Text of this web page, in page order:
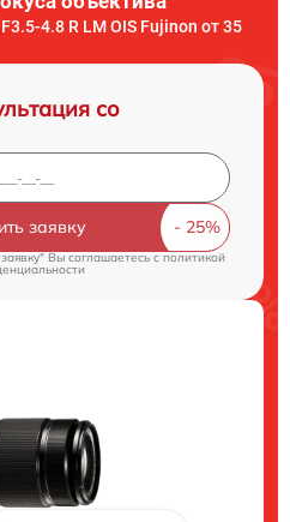
4.8 R LM OIS Fujinon от 35
со
заявку
Вы соглашаетесь c политикой